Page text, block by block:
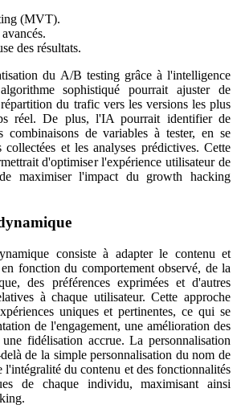
(MVT).
des résultats.
du A/B testing grâce à l'intelligence
sophistiqué pourrait ajuster de
du trafic vers les versions les plus
réel. De plus, l'IA pourrait identifier de
combinaisons de variables à tester, en se
collectées et les analyses prédictives. Cette
d'optimiser l'expérience utilisateur de
maximiser l'impact du growth hacking
consiste à adapter le contenu et
fonction du comportement observé, de la
des préférences exprimées et d'autres
à chaque utilisateur. Cette approche
uniques et pertinentes, ce qui se
de l'engagement, une amélioration des
fidélisation accrue. La personnalisation
de la simple personnalisation du nom de
l'intégralité du contenu et des fonctionnalités
de chaque individu, maximisant ainsi